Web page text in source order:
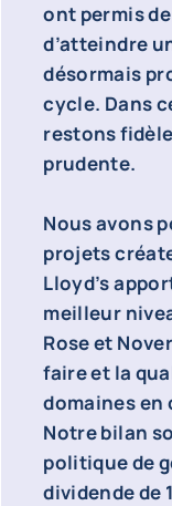
ont permis
d’atteindre
désormais
cycle. Dans
restons
prudente.
Nous avons
projets
Lloyd’s
meilleur
Rose et
faire et la
domaines en
Notre bilan
politique de
dividende de